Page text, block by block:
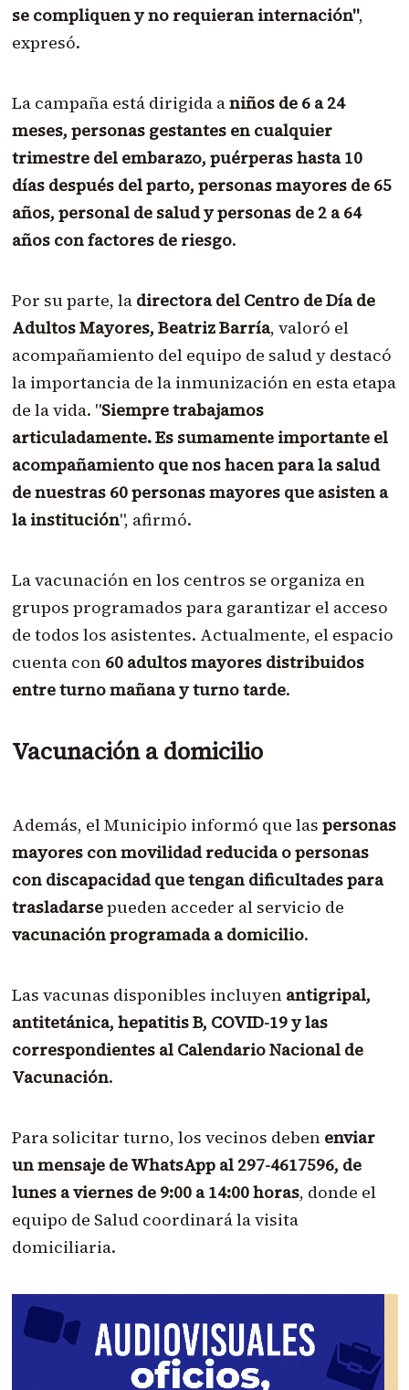
se compliquen y no requieran internación",
expresó.
La campaña está dirigida aniños de 6 a 24
meses, personas gestantes en cualquier
trimestre del embarazo, puérperas hasta 10
días después del parto, personas mayores de 65
años, personal de salud y personas de 2 a 64
años con factores de riesgo.
Por su parte, la directora del Centro de Día de
Adultos Mayores, Beatriz Barría, valoró el
acompañamiento del equipo de salud y destacó
la importancia de la inmunización en esta etapa
de la vida. "Siempre trabajamos
articuladamente. Es sumamente importante el
acompañamiento que nos hacen para la salud
de nuestras 60 personas mayores que asisten a
la institución", afirmó.
La vacunación en los centros se organiza en
grupos programados para garantizar el acceso
de todos los asistentes. Actualmente, el espacio
cuenta con 60 adultos mayores distribuidos
entre turno mañana y turno tarde.
Vacunación a domicilio
Además, el Municipio informó que las personas
mayores con movilidad reducida o personas
con discapacidad que tengan dificultades para
trasladarsepueden acceder al servicio de
vacunación programada a domicilio.
Las vacunas disponibles incluyen antigripal,
antitetánica, hepatitis B, COVID-19 y las
correspondientes al Calendario Nacional de
Vacunación.
Para solicitar turno, los vecinos deben enviar
un mensaje de WhatsApp al 297-4617596, de
lunes a viernes de 9:00 a 14:00 horas, donde el
equipo de Salud coordinará la visita
domiciliaria.